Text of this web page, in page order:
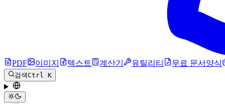
PDF 이미지 텍스트 계산기 유틸리티 무료 문서양식
검색Ctrl K